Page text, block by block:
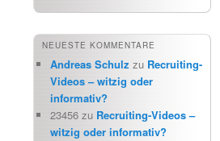
NEUESTE KOMMENTARE
Andreas Schulz zu Recruiting-
Videos – witzig oder
informativ?
23456 zu Recruiting-Videos –
witzig oder informativ?